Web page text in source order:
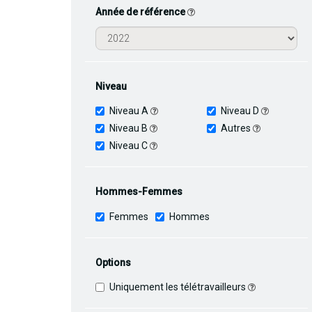
Année de référence
Niveau
Niveau A
Niveau B
Niveau C
Niveau D
Autres
Hommes-Femmes
Femmes Hommes
Options
Uniquement les télétravailleurs